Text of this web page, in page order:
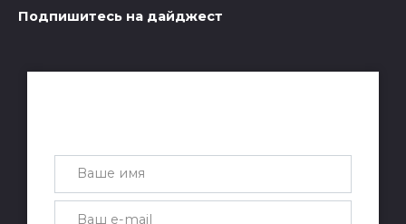
Подпишитесь на дайджест